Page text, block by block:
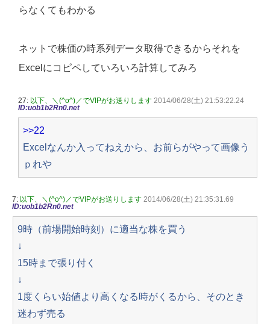
らなくてもわかる
ネットで株価の時系列データ取得できるからそれを
Excelにコピペしていろいろ計算してみろ
27: 以下、＼(^o^)／でVIPがお送りします 2014/06/28(土) 21:53:22.24
ID:uob1b2Rn0.net
>>22
Excelなんか入ってねえから、お前らがやって画像う
ｐれや
7: 以下、＼(^o^)／でVIPがお送りします 2014/06/28(土) 21:35:31.69
ID:uob1b2Rn0.net
9時（前場開始時刻）に適当な株を買う
↓
15時まで張り付く
↓
1度くらい始値より高くなる時がくるから、そのとき
迷わず売る